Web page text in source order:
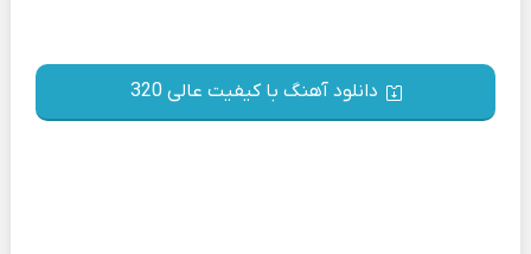
دانلود آهنگ با کیفیت عالی 320